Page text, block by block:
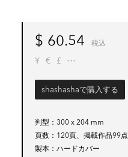
$ 60.54 税込
¥ € £
shashashaで購入する
判型
300 x 204 mm
頁数
120頁、掲載作品99点
製本
ハードカバー